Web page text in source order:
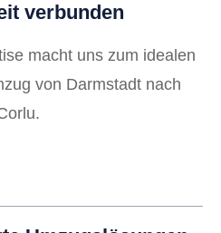
verbunden
macht uns zum idealen
von Darmstadt nach